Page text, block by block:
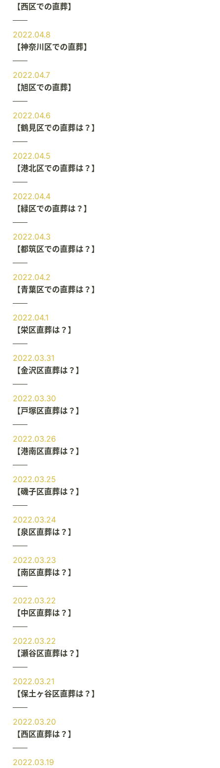
【西区での直葬】
2022.04.8
【神奈川区での直葬】
2022.04.7
【旭区での直葬】
2022.04.6
【鶴見区での直葬は？】
2022.04.5
【港北区での直葬は？】
2022.04.4
【緑区での直葬は？】
2022.04.3
【都筑区での直葬は？】
2022.04.2
【青葉区での直葬は？】
2022.04.1
【栄区直葬は？】
2022.03.31
【金沢区直葬は？】
2022.03.30
【戸塚区直葬は？】
2022.03.26
【港南区直葬は？】
2022.03.25
【磯子区直葬は？】
2022.03.24
【泉区直葬は？】
2022.03.23
【南区直葬は？】
2022.03.22
【中区直葬は？】
2022.03.22
【瀬谷区直葬は？】
2022.03.21
【保土ヶ谷区直葬は？】
2022.03.20
【西区直葬は？】
2022.03.19